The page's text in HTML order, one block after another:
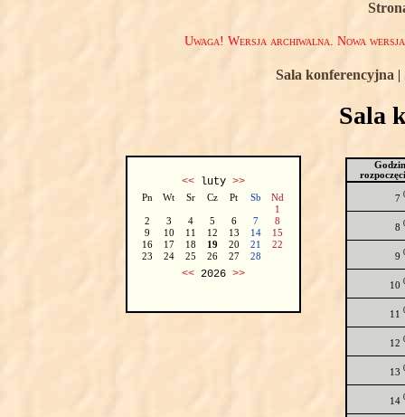
Uwaga! Wersja archiwalna. Nowa
Sala konferencyjna |
Sala
<<luty >>
Pn Wt Sr Cz Pt Sb
Nd
1
2
3 4 5 6 7
8
9
10 11 12 13 14
15
16
17 18 19 20 21
22
23
24 25 26 27 28
<<2026 >>
7
8
9
10
11
12
13
14